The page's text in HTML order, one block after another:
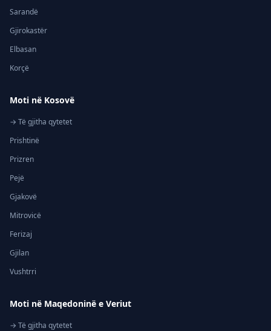
Sarandë
Gjirokastër
Elbasan
Korçë
Moti në Kosovë
→ Të gjitha qytetet
Prishtinë
Prizren
Pejë
Gjakovë
Mitrovicë
Ferizaj
Gjilan
Vushtrri
Moti në Maqedoninë e Veriut
→ Të gjitha qytetet